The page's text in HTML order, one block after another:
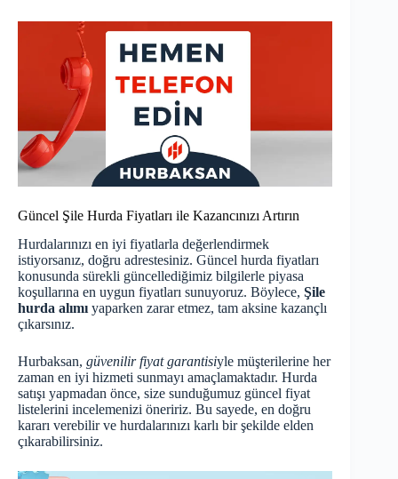
Güncel Şile Hurda Fiyatları ile Kazancınızı Artırın
Hurdalarınızı en iyi fiyatlarla değerlendirmek
istiyorsanız, doğru adrestesiniz. Güncel hurda fiyatları
konusunda sürekli güncellediğimiz bilgilerle piyasa
koşullarına en uygun fiyatları sunuyoruz. Böylece, Şile
hurda alımı yaparken zarar etmez, tam aksine kazançlı
çıkarsınız.
Hurbaksan, güvenilir fiyat garantisiyle müşterilerine her
zaman en iyi hizmeti sunmayı amaçlamaktadır. Hurda
satışı yapmadan önce, size sunduğumuz güncel fiyat
listelerini incelemenizi öneririz. Bu sayede, en doğru
kararı verebilir ve hurdalarınızı karlı bir şekilde elden
çıkarabilirsiniz.